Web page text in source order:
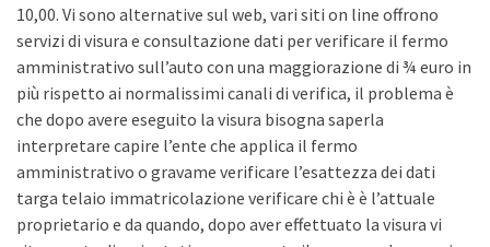
10,00. Vi sono alternative sul web, vari siti on line offrono
servizi di visura e consultazione dati per verificare il fermo
amministrativo sull’auto con una maggiorazione di ¾ euro in
più rispetto ai normalissimi canali di verifica, il problema è
che dopo avere eseguito la visura bisogna saperla
interpretare capire l’ente che applica il fermo
amministrativo o gravame verificare l’esattezza dei dati
targa telaio immatricolazione verificare chi è è l’attuale
proprietario e da quando, dopo aver effettuato la visura vi